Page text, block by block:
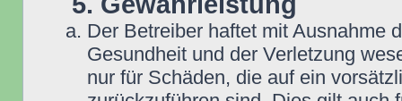
Der Betreiber haftet mit Ausnahme
Gesundheit und der Verletzung
nur für Schäden, die auf ein